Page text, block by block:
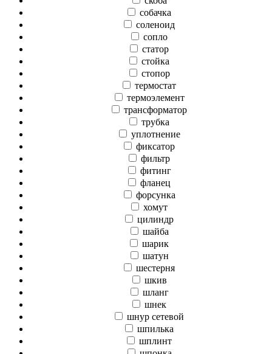
собачка
соленоид
сопло
статор
стойка
стопор
термостат
термоэлемент
трансформатор
трубка
уплотнение
фиксатор
фильтр
фитинг
фланец
форсунка
хомут
цилиндр
шайба
шарик
шатун
шестерня
шкив
шланг
шнек
шнур сетевой
шпилька
шплинт